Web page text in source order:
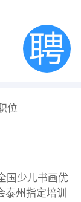
位
国少儿书画优
泰州指定培训